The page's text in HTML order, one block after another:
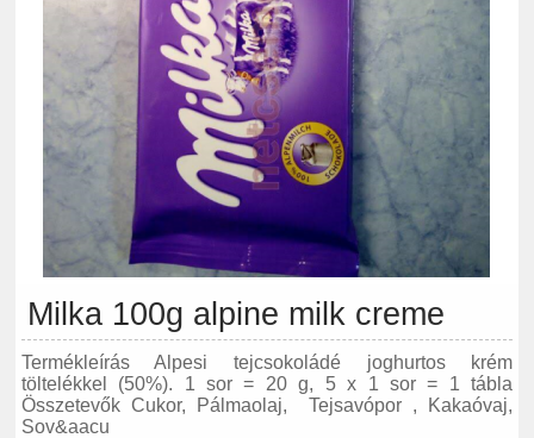
Milka 100g alpine milk creme
Termékleírás Alpesi tejcsokoládé joghurtos krém
töltelékkel (50%). 1 sor = 20 g, 5 x 1 sor = 1 tábla
Összetevők Cukor, Pálmaolaj, Tejsavópor , Kakaóvaj,
Sov&aacu